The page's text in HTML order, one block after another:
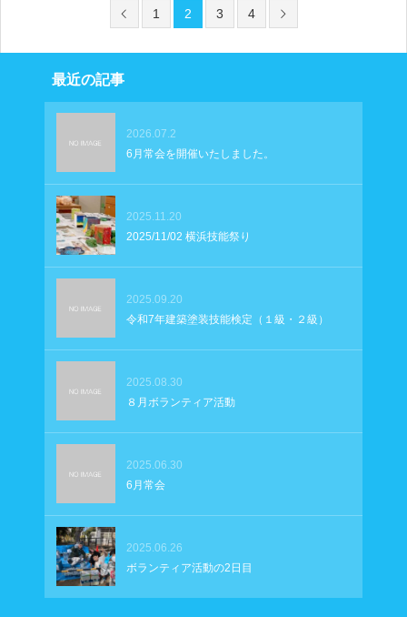
1 2 3 4
最近の記事
2026.07.2
6月常会を開催いたしました。
2025.11.20
2025/11/02 横浜技能祭り
2025.09.20
令和7年建築塗装技能検定（１級・２級）
2025.08.30
８月ボランティア活動
2025.06.30
6月常会
2025.06.26
ボランティア活動の2日目